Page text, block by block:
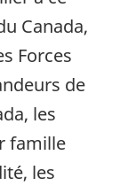
Canada,
Forces
de
les
famille
les